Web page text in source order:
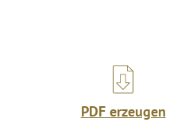
PDF erzeugen